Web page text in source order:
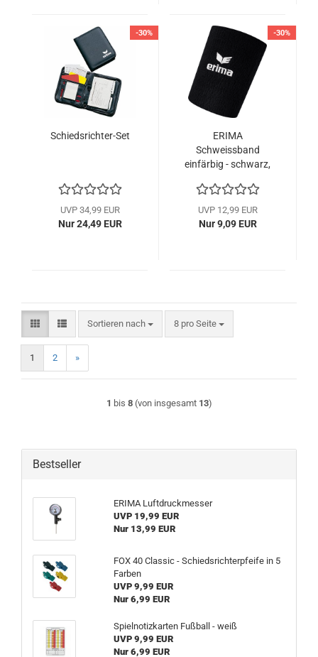
-30%
Schiedsrichter-Set
UVP 34,99 EUR
Nur 24,49 EUR
-30%
ERIMA
Schweissband
einfärbig - schwarz,
weiß
UVP 12,99 EUR
Nur 9,09 EUR
Sortieren nach
Sortieren nach 8 pro Seite
pro Seite
1 2 »
1 bis 8(von insgesamt 13)
Bestseller
ERIMA Luftdruckmesser
UVP 19,99 EUR
Nur 13,99 EUR
FOX 40 Classic - Schiedsrichterpfeife in 5
Farben
UVP 9,99 EUR
Nur 6,99 EUR
Spielnotizkarten Fußball - weiß
UVP 9,99 EUR
Nur 6,99 EUR